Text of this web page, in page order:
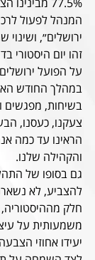
המנהל לפעול
ירושלים״,
זהו יום היסטורי
על הפועל
במהלך החודש
בשיחות, מפגשים
צעקנו, כעסנו,
הראינו עד כמה
והקהילה שלנו.
גם בסופו של
להצביע, לא
חלק
משמעותית על
יעידו אחוזי